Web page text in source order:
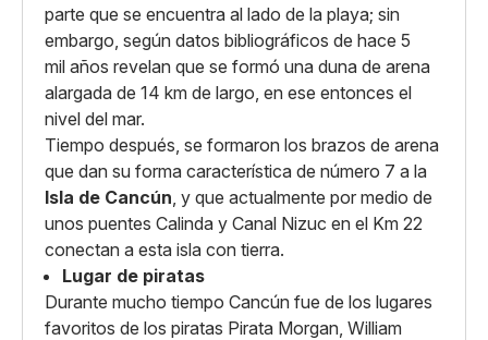
parte que se encuentra al lado de la playa; sin
embargo, según datos bibliográficos de hace 5
mil años revelan que se formó una duna de arena
alargada de 14 km de largo, en ese entonces el
nivel del mar.
Tiempo después, se formaron los brazos de arena
que dan su forma característica de número 7 a la
Isla de Cancún , y que actualmente por medio de
unos puentes Calinda y Canal Nizuc en el Km 22
conectan a esta isla con tierra.
Lugar de piratas
Durante mucho tiempo Cancún fue de los lugares
favoritos de los piratas Pirata Morgan, William